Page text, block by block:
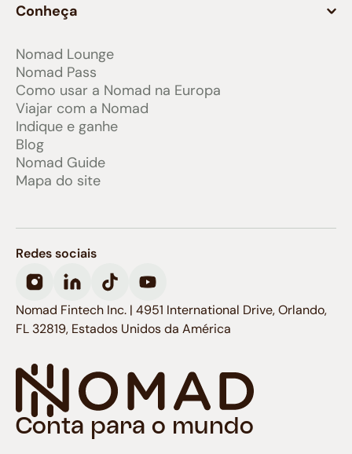
Conheça
Nomad Lounge
Nomad Pass
Como usar a Nomad na Europa
Viajar com a Nomad
Indique e ganhe
Blog
Nomad Guide
Mapa do site
Conta para o mundo
Redes sociais
Nomad Fintech Inc. | 4951 International Drive, Orlando,
FL 32819, Estados Unidos da América